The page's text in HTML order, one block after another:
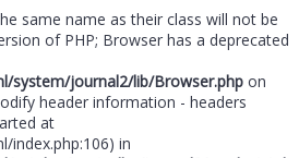
same name as their class will not be
of PHP; Browser has a deprecated
system/journal2/lib/Browser.php on
header information - headers
at
index.php:106) in